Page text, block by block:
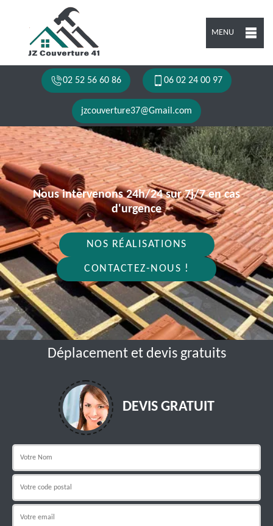
MENU
02 52 56 60 86 06 02 24 00 97
jzcouverture37@Gmail.com
Nous intervenons 24h/24 sur 7j/7 en cas
d'urgence
NOS RÉALISATIONS
CONTACTEZ-NOUS !
Déplacement et devis gratuits
DEVIS GRATUIT